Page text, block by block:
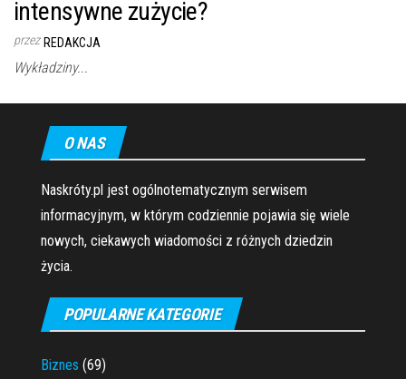
intensywne zużycie?
przez REDAKCJA
Wykładziny...
O NAS
Naskróty.pl jest ogólnotematycznym serwisem
informacyjnym, w którym codziennie pojawia się wiele
nowych, ciekawych wiadomości z różnych dziedzin
życia.
POPULARNE KATEGORIE
Biznes (69)